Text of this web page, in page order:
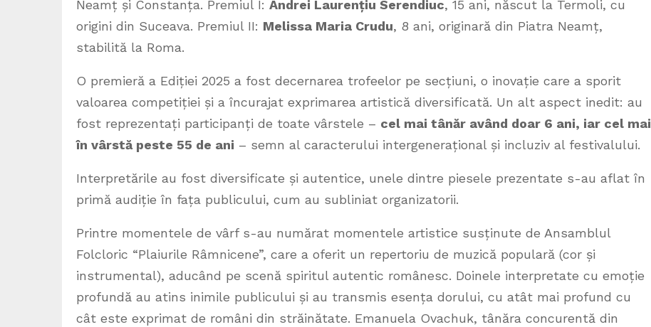
Neamț și Constanța. Premiul I: Andrei Laurențiu Serendiuc, 15 ani, născut la Termoli, cu
origini din Suceava. Premiul II: Melissa Maria Crudu, 8 ani, originară din Piatra Neamț,
stabilită la Roma.
O premieră a Ediției 2025 a fost decernarea trofeelor pe secțiuni, o inovație care a sporit
valoarea competiției și a încurajat exprimarea artistică diversificată. Un alt aspect inedit: au
fost reprezentați participanți de toate vârstele – cel mai tânăr având doar 6 ani, iar cel mai
în vârstă peste 55 de ani – semn al caracterului intergenerațional și incluziv al festivalului.
Interpretările au fost diversificate și autentice, unele dintre piesele prezentate s-au aflat în
primă audiție în fața publicului, cum au subliniat organizatorii.
Printre momentele de vârf s-au numărat momentele artistice susținute de Ansamblul
Folcloric “Plaiurile Râmnicene”, care a oferit un repertoriu de muzică populară (cor și
instrumental), aducând pe scenă spiritul autentic românesc. Doinele interpretate cu emoție
profundă au atins inimile publicului și au transmis esența dorului, cu atât mai profund cu
cât este exprimat de români din străinătate. Emanuela Ovachuk, tânăra concurentă din